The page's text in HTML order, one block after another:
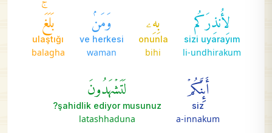
لِأُنذِرَكُم
sizi uyarayım
li-undhirakum
بِهِۦ
onunla
bihi
وَمَنۢ
ve herkesi
waman
بَلَغَۚ
ulaştığı
balagha
أَئِنَّكُمۡ
siz
a-innakum
لَتَشۡهَدُونَ
şahidlik ediyor musunuz?
latashhaduna